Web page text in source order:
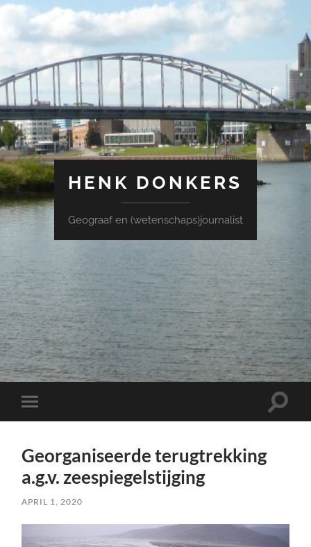
HENK DONKERS
Geograaf en (wetenschaps)journalist
mobiel
Toggle
Georganiseerde terugtrekking
a.g.v. zeespiegelstijging
APRIL 1, 2020